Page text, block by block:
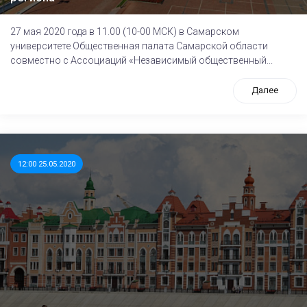
27 мая 2020 года в 11.00 (10-00 МСК) в Самарском
университете Общественная палата Самарской области
совместно с Ассоциаций «Независимый общественный...
Далее
12:00 25.05.2020